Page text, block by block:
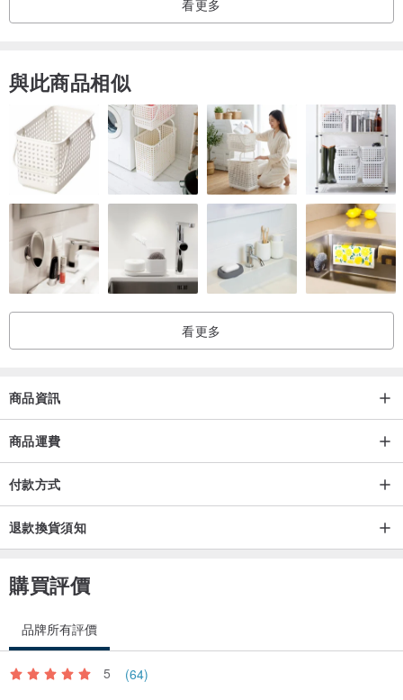
這是一款正品保證、操作有保證的產品。
操作精度、防水性能隨時間的惡化、電池等不在保固範圍內。
儘管我們已採取一切可能的措施來檢查產品的運作情況，但如果產品
在交貨後一周內正常使用期間無法運作，我們將退款。欲了解更多信
息，請參閱“退貨/換貨須知”。
我們隨時為您解答任何問題，請放心購買。
⭐重要⭐
關稅和稅金：根據您所在的國家/地區，可能會收取額外的關稅和進口
稅。您有責任支付額外費用以清關貨物。
金。本公司不承擔將貨物進口到買方居住國所產生的任何費用。
看更多
與此商品相似
看更多
商品資訊
商品運費
付款方式
退款換貨須知
購買評價
品牌所有評價
5 (64)